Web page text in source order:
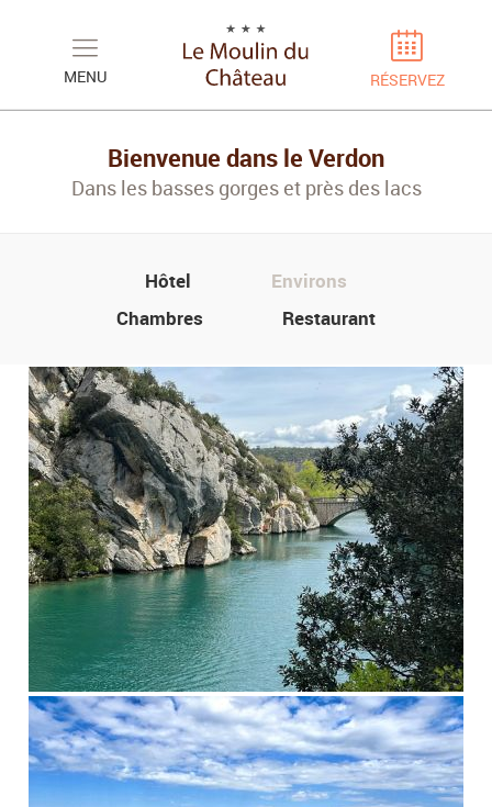
MENU RÉSERVEZ
Bienvenue dans le Verdon
Dans les basses gorges et près des lacs
Hôtel
Environs
Chambres
Restaurant